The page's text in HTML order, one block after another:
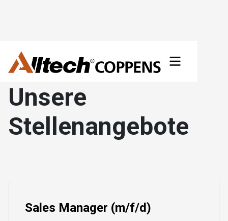
Stellenangebote
Unsere
Stellenangebote
Sales Manager (m/f/d)